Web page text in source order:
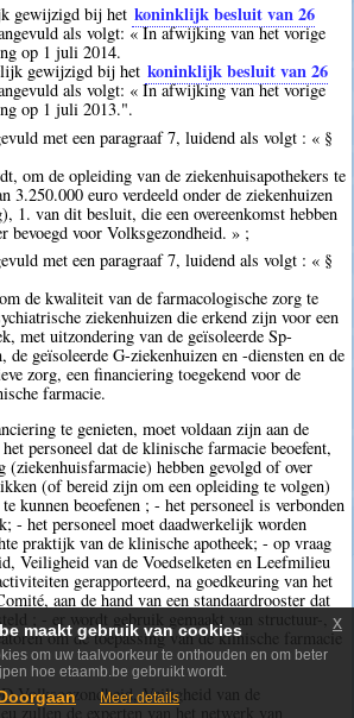
gewijzigd bij het koninklijk besluit van 26
als volgt: « In afwijking van het vorige
op 1 juli 2014.
gewijzigd bij het koninklijk besluit van 26
als volgt: « In afwijking van het vorige
op 1 juli 2013.".
met een paragraaf 7, luidend als volgt : « §
om de opleiding van de ziekenhuisapothekers te
3.250.000 euro verdeeld onder de ziekenhuizen
1. van dit besluit, die een overeenkomst hebben
bevoegd voor Volksgezondheid. » ;
met een paragraaf 7, luidend als volgt : « §
de kwaliteit van de farmacologische zorg te
ziekenhuizen die erkend zijn voor een
met uitzondering van de geïsoleerde Sp-
de geïsoleerde G-ziekenhuizen en -diensten en de
zorg, een financiering toegekend voor de
farmacie.
te genieten, moet voldaan zijn aan de
personeel dat de klinische farmacie beoefent,
(ziekenhuisfarmacie) hebben gevolgd of over
(of bereid zijn om een opleiding te volgen)
kunnen beoefenen ; - het personeel is verbonden
- het personeel moet daadwerkelijk worden
praktijk van de klinische apotheek; - op vraag
Veiligheid van de Voedselketen en Leefmilieu
gerapporteerd, na goedkeuring van het
aan de hand van een standaardrooster dat
; - er wordt gebruik gemaakt van structuur-,
om de toepassing van de klinische farmacie
Volksgezondheid, Veiligheid van de
zullen de experten van het netwerk van
maakt gebruik van cookies
om uw taalvoorkeur te onthouden en om beter
hoe etaamb.be gebruikt wordt.
Meer details
x